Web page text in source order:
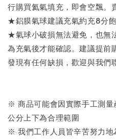
行購買氦氣填充，即會空飄。
★鋁膜氣球建議充氣約充8分飽
★氣球小破損無法避免，也無
為充氣後才能確認。建議提前
發現有任何缺損，歡迎與我們
※ 商品可能會因實際手工測量
公分上下為合理範圍
※ 我們工作人員皆辛苦努力